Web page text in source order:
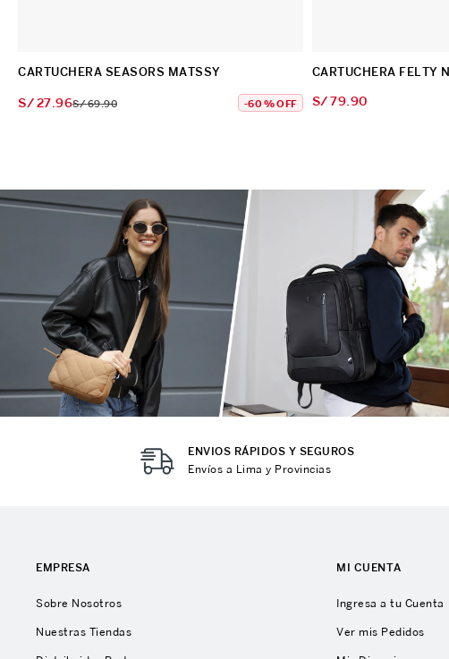
CARTUCHERA SEASORS MATSSY
S/27 96S/69.90 -60 %OFF
CARTUCHERA FELTY
S/79 90
ENVIOS RÁPIDOS Y SEGUROS
Envíos a Lima y Provincias
EMPRESA
Sobre Nosotros
Nuestras Tiendas
MI CUENTA
Ingresa a tu Cuenta
Ver mis Pedidos